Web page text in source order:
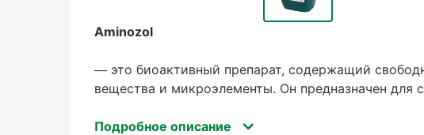
Aminozol
— это биоактивный препарат, содержащий
вещества и микроэлементы. Он предназначен для
улучшения усвоения питательных веществ.
Подробное описание